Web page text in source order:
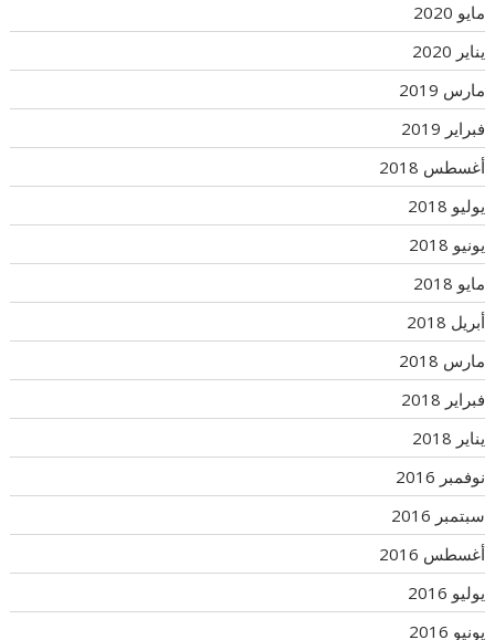
مايو 2020
يناير 2020
مارس 2019
فبراير 2019
أغسطس 2018
يوليو 2018
يونيو 2018
مايو 2018
أبريل 2018
مارس 2018
فبراير 2018
يناير 2018
نوفمبر 2016
سبتمبر 2016
أغسطس 2016
يوليو 2016
يونيو 2016